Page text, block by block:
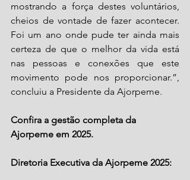
mostrando a força destes voluntários,
cheios de vontade de fazer acontecer.
Foi um ano onde pude ter ainda mais
certeza de que o melhor da vida está
nas pessoas e conexões que este
movimento pode nos proporcionar.”,
concluiu a Presidente da Ajorpeme.
Confira a gestão completa da
Ajorpeme em 2025.
Diretoria Executiva da Ajorpeme 2025: